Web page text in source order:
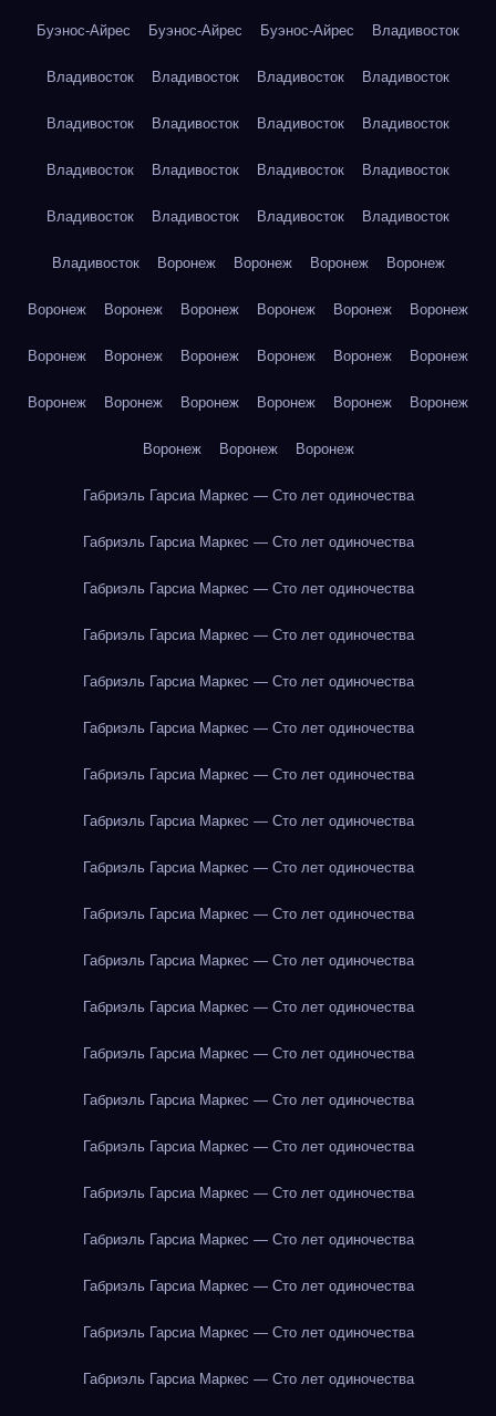
Буэнос-Айрес Буэнос-Айрес Буэнос-Айрес Владивосток
Владивосток Владивосток Владивосток Владивосток
Владивосток Владивосток Владивосток Владивосток
Владивосток Владивосток Владивосток Владивосток
Владивосток Владивосток Владивосток Владивосток
Владивосток Воронеж Воронеж Воронеж Воронеж
Воронеж Воронеж Воронеж Воронеж Воронеж Воронеж
Воронеж Воронеж Воронеж Воронеж Воронеж Воронеж
Воронеж Воронеж Воронеж Воронеж Воронеж Воронеж
Воронеж Воронеж Воронеж
Габриэль Гарсиа Маркес — Сто лет одиночества
Габриэль Гарсиа Маркес — Сто лет одиночества
Габриэль Гарсиа Маркес — Сто лет одиночества
Габриэль Гарсиа Маркес — Сто лет одиночества
Габриэль Гарсиа Маркес — Сто лет одиночества
Габриэль Гарсиа Маркес — Сто лет одиночества
Габриэль Гарсиа Маркес — Сто лет одиночества
Габриэль Гарсиа Маркес — Сто лет одиночества
Габриэль Гарсиа Маркес — Сто лет одиночества
Габриэль Гарсиа Маркес — Сто лет одиночества
Габриэль Гарсиа Маркес — Сто лет одиночества
Габриэль Гарсиа Маркес — Сто лет одиночества
Габриэль Гарсиа Маркес — Сто лет одиночества
Габриэль Гарсиа Маркес — Сто лет одиночества
Габриэль Гарсиа Маркес — Сто лет одиночества
Габриэль Гарсиа Маркес — Сто лет одиночества
Габриэль Гарсиа Маркес — Сто лет одиночества
Габриэль Гарсиа Маркес — Сто лет одиночества
Габриэль Гарсиа Маркес — Сто лет одиночества
Габриэль Гарсиа Маркес — Сто лет одиночества